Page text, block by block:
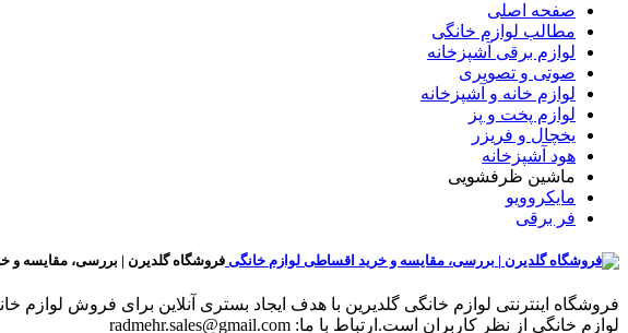
صفحه اصلی
مطالب لوازم خانگی
لوازم برقی آشپزخانه
صوتی و تصویری
لوازم خانه و آشپزخانه
لوازم پخت و پز
یخچال و فریزر
هود آشپزخانه
ماشین ظرفشویی
مایکروویو
فر برقی
فروشگاه گلدیرن | بررسی، مقایسه و
فروشگاه اینترنتی لوازم خانگی گلدیرین با هدف ایجاد بستری آنلاین برای فروش
لوازم خانگی از نظر کاربران است.ارتباط با ما: radmehr.sales@gmail.com